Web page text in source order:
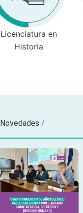
Licenciatura en
Historia
Novedades /